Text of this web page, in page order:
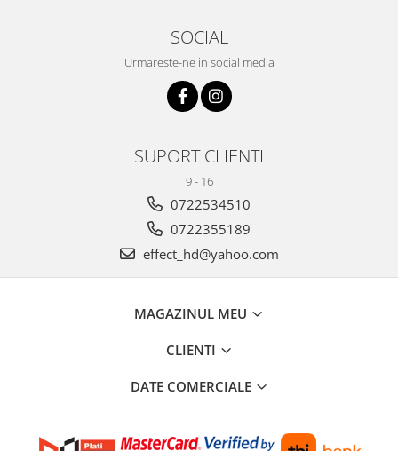
SOCIAL
Urmareste-ne in social media
SUPORT CLIENTI
9 - 16
0722534510
0722355189
effect_hd@yahoo.com
MAGAZINUL MEU
CLIENTI
DATE COMERCIALE